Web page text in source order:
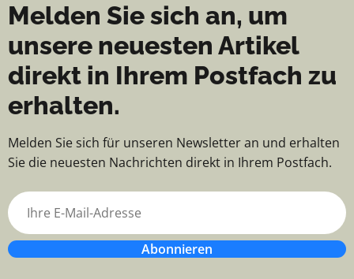
Melden Sie sich an, um
unsere neuesten Artikel
direkt in Ihrem Postfach zu
erhalten.
Melden Sie sich für unseren Newsletter an und erhalten
Sie die neuesten Nachrichten direkt in Ihrem Postfach.
Abonnieren